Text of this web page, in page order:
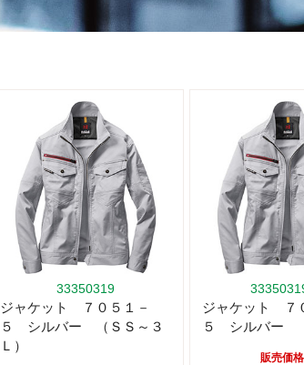
33350319
ジャケット ７０５１－
５ シルバー （ＳＳ～３
Ｌ）
ジャケット ７
５ シルバー
販売価格